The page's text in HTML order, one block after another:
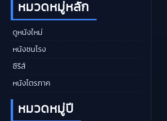
หมวดหมู่หลัก
ดูหนังใหม่
หนังชนโรง
ซีรีส์
หนังไตรภาค
หมวดหมู่ปี